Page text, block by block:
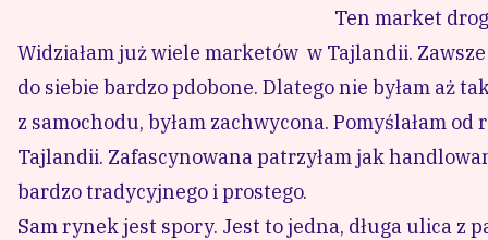
Ten market
Widziałam już wiele marketów w Tajlandii.
do siebie bardzo pdobone. Dlatego nie byłam aż
z samochodu, byłam zachwycona. Pomyślałam
Tajlandii. Zafascynowana patrzyłam jak
bardzo tradycyjnego i prostego.
Sam rynek jest spory. Jest to jedna, długa ulica z